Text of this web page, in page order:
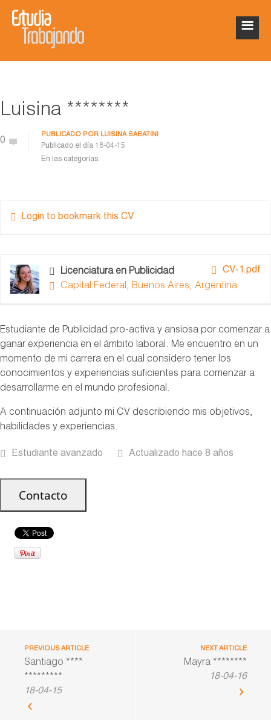
Luisina ********
0
PUBLICADO POR LUISINA SABATINI
Publicado el día 18-04-15
En las categorías:
Login to bookmark this CV
CV-1.pdf
Licenciatura en Publicidad
Capital Federal, Buenos Aires, Argentina
Estudiante de Publicidad pro-activa y ansiosa por comenzar a
ganar experiencia en el ámbito laboral. Me encuentro en un
momento de mi carrera en el cual considero tener los
conocimientos y experiencias suficientes para comenzar a
desarrollarme en el mundo profesional.
A continuación adjunto mi CV describiendo mis objetivos,
habilidades y experiencias.
Estudiante avanzado Actualizado hace 8 años
PREVIOUS ARTICLE
Santiago ****
*********
18-04-15
NEXT ARTICLE
Mayra ********
18-04-16